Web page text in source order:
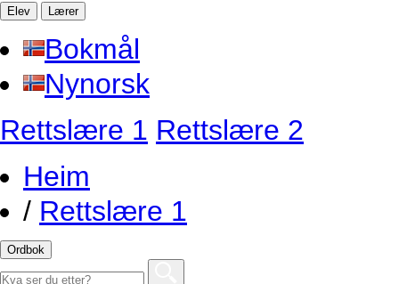
Elev Lærer
Bokmål
Nynorsk
Rettslære 1 Rettslære 2
Heim
/ Rettslære 1
Ordbok